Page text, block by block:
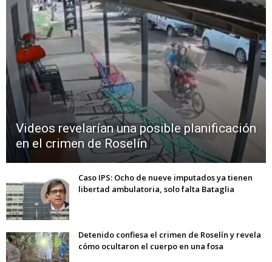
Videos revelarían una posible planificación
en el crimen de Roselín
Caso IPS: Ocho de nueve imputados ya tienen
libertad ambulatoria, solo falta Bataglia
Detenido confiesa el crimen de Roselín y revela
cómo ocultaron el cuerpo en una fosa